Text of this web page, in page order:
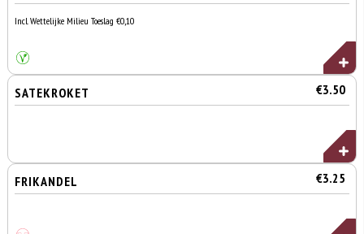
Incl. Wettelijke Milieu Toeslag €0,10
SATEKROKET €3.50
FRIKANDEL €3.25